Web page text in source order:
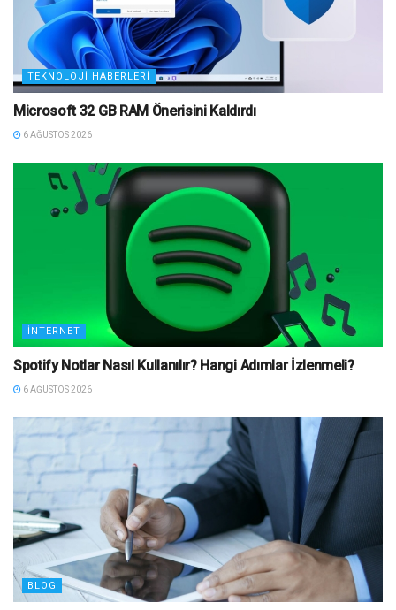
TEKNOLOJI HABERLERI
Microsoft 32 GB RAM Önerisini Kaldırdı
6 AĞUSTOS 2026
İNTERNET
Spotify Notlar Nasıl Kullanılır? Hangi Adımlar İzlenmeli?
6 AĞUSTOS 2026
BLOG